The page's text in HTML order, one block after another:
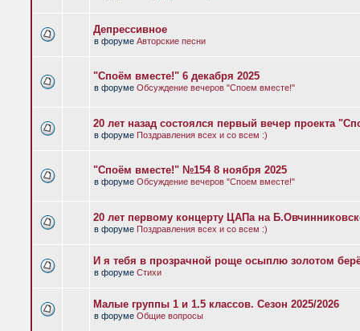
Депрессивное
в форуме Авторские песни
"Споём вместе!" 6 декабря 2025
в форуме Обсуждение вечеров "Споем вместе!"
20 лет назад состоялся первый вечер проекта
в форуме Поздравления всех и со всем :)
"Споём вместе!" №154 8 ноября 2025
в форуме Обсуждение вечеров "Споем вместе!"
20 лет первому концерту ЦАПа на
в форуме Поздравления всех и со всем :)
И я тебя в прозрачной роще осыплю золотом
в форуме Стихи
Малые группы 1 и 1.5 классов. Сезон 2025/2026
в форуме Общие вопросы